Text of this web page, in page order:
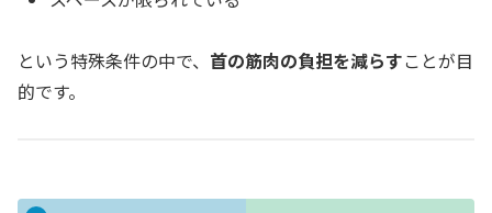
という特殊条件の中で、 首の筋肉の負担を減らすことが目
的です。